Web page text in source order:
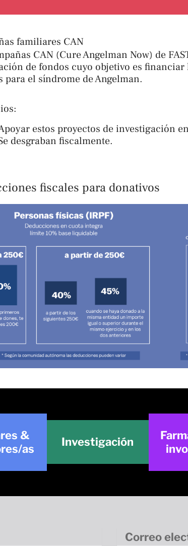
familiares CAN
CAN (Cure Angelman Now) de
de fondos cuyo objetivo es
para el síndrome de Angelman.
estos proyectos de investigación
desgraban fiscalmente.
fiscales para donativos
&
as
Investigación
Correo
electrónico